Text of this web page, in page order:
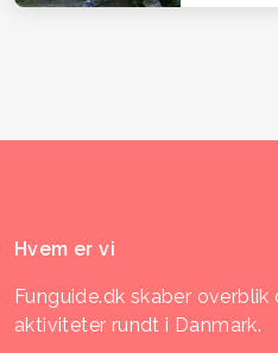
Hvem er vi
Funguide.dk skaber
aktiviteter rundt i Danmark.